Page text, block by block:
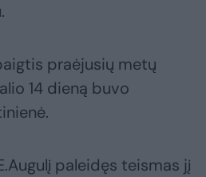
praėjusių metų
14 dieną buvo
paleidęs teismas jį